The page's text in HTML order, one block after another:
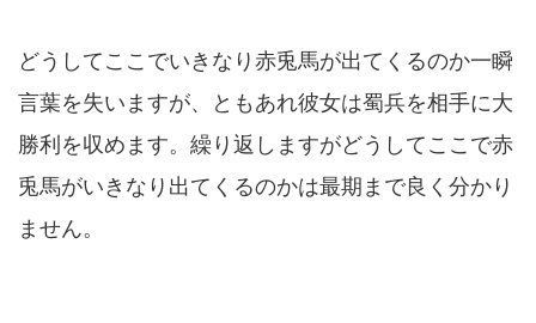
どうしてここでいきなり赤兎馬が出てくるのか一瞬
言葉を失いますが、ともあれ彼女は蜀兵を相手に大
勝利を収めます。繰り返しますがどうしてここで赤
兎馬がいきなり出てくるのかは最期まで良く分かり
ません。